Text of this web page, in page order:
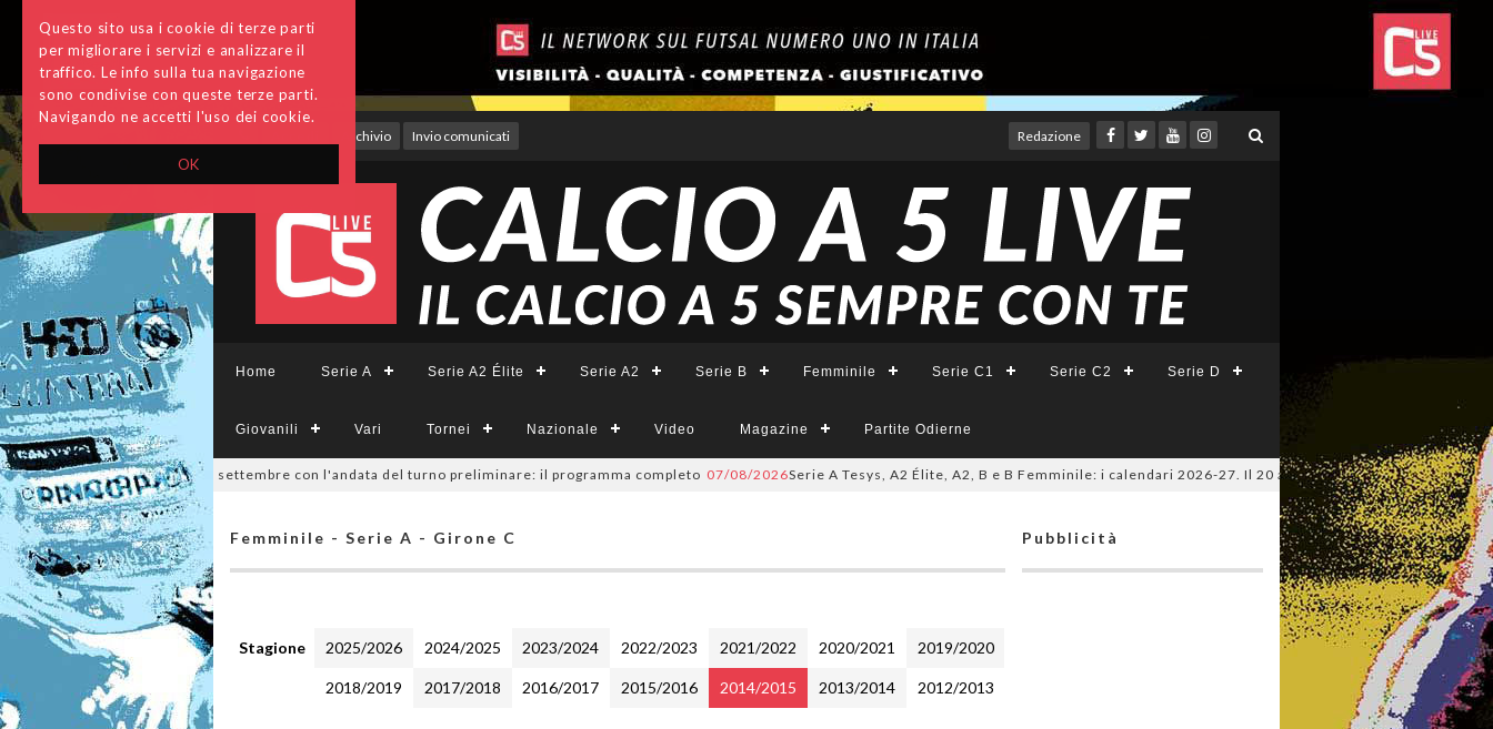
OK
Questo sito usa i cookie di terze parti
per migliorare i servizi e analizzare il
traffico. Le info sulla tua navigazione
sono condivise con queste terze parti.
Navigando ne accetti l'uso dei cookie.
Archivio Invio comunicati Redazione
Home Serie A Serie A2 Élite Serie A2 Serie B Femminile Serie C1 Serie C2 Serie D
Giovanili Vari Tornei Nazionale Video Magazine Partite Odierne
Divisione, si parte il 19 settembre con l'andata del turno preliminare: il programma completo 07/08/2026Serie A Tesys, A2 Élite, A2, B e B Femminile: i calendari 2026-27. Il 20 agosto la presentazione della Serie A
Femminile - Serie A - Girone C
Stagione 2025/2026 2024/2025 2023/2024 2022/2023 2021/2022 2020/2021 2019/2020
2018/2019 2017/2018 2016/2017 2015/2016 2014/2015 2013/2014 2012/2013
Pubblicità